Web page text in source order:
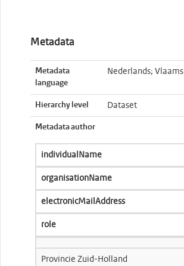
Metadata
Metadata
language
Nederlands; Vlaams
Hierarchy level Dataset
Metadata author
individualName
organisationName
electronicMailAddress
role
Provincie Zuid-Holland